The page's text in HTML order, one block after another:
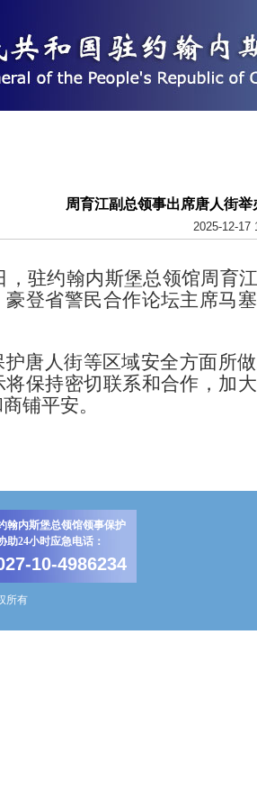
周育江副总领事出席唐人街
2025-12-17
，驻约翰内斯堡总领馆周育
登省警民合作论坛主席马
护唐人街等区域安全方面所
保持密切联系和合作，加
铺平安。
翰内斯堡总领馆领事保护
助24小时应急电话：
10-4986234
所有